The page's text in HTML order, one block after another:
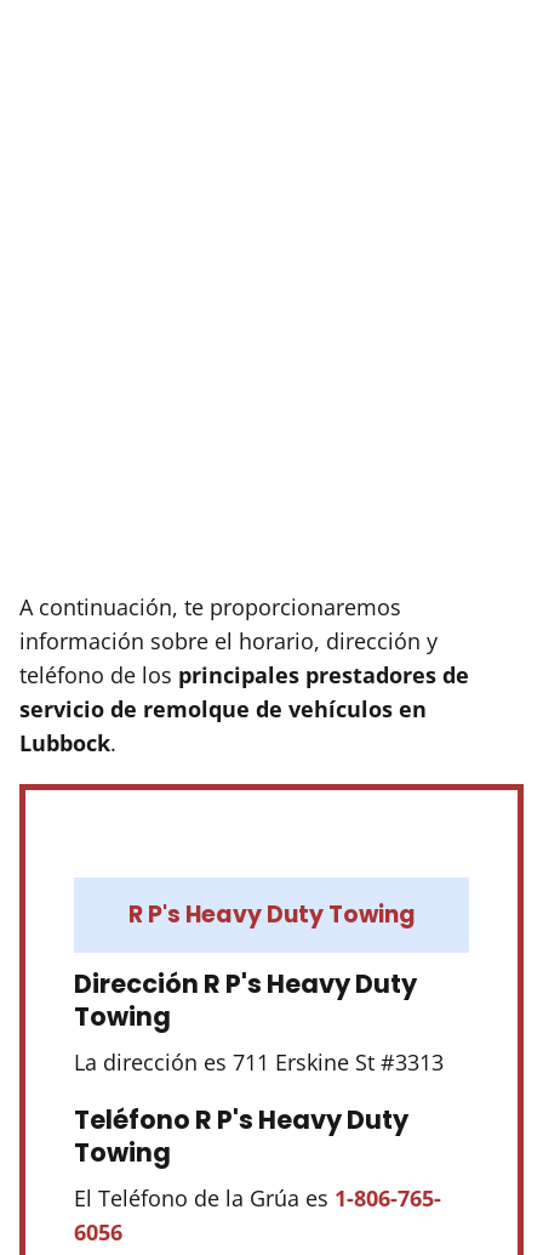
A continuación, te proporcionaremos
información sobre el horario, dirección y
teléfono de los principales prestadores de
servicio de remolque de vehículos en
Lubbock.
R P's Heavy Duty Towing
Dirección R P's Heavy Duty
Towing
La dirección es 711 Erskine St #3313
Teléfono R P's Heavy Duty
Towing
El Teléfono de la Grúa es 1-806-765-
6056